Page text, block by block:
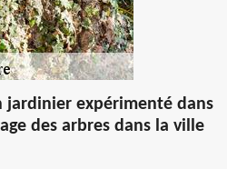
jardinier expérimenté dans
des arbres dans la ville